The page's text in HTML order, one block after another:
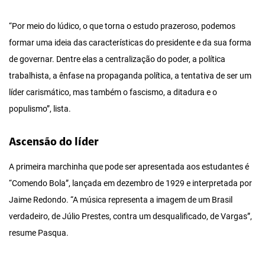
“Por meio do lúdico, o que torna o estudo prazeroso, podemos
formar uma ideia das características do presidente e da sua forma
de governar. Dentre elas a centralização do poder, a política
trabalhista, a ênfase na propaganda política, a tentativa de ser um
líder carismático, mas também o fascismo, a ditadura e o
populismo”, lista.
Ascensão do líder
A primeira marchinha que pode ser apresentada aos estudantes é
“Comendo Bola”, lançada em dezembro de 1929 e interpretada por
Jaime Redondo. “A música representa a imagem de um Brasil
verdadeiro, de Júlio Prestes, contra um desqualificado, de Vargas”,
resume Pasqua.